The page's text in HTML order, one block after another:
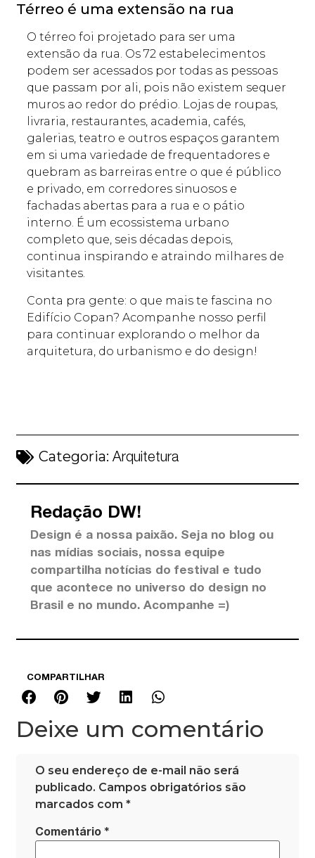
Térreo é uma extensão na rua
O térreo foi projetado para ser uma
extensão da rua. Os 72 estabelecimentos
podem ser acessados por todas as pessoas
que passam por ali, pois não existem sequer
muros ao redor do prédio. Lojas de roupas,
livraria, restaurantes, academia, cafés,
galerias, teatro e outros espaços garantem
em si uma variedade de frequentadores e
quebram as barreiras entre o que é público
e privado, em corredores sinuosos e
fachadas abertas para a rua e o pátio
interno. É um ecossistema urbano
completo que, seis décadas depois,
continua inspirando e atraindo milhares de
visitantes.
Conta pra gente: o que mais te fascina no
Edifício Copan? Acompanhe nosso perfil
para continuar explorando o melhor da
arquitetura, do urbanismo e do design!
Categoria:Arquitetura
Redação DW!
Design é a nossa paixão. Seja no blog ou
nas mídias sociais, nossa equipe
compartilha notícias do festival e tudo
que acontece no universo do design no
Brasil e no mundo. Acompanhe =)
COMPARTILHAR
Deixe um comentário
O seu endereço de e-mail não será
publicado. Campos obrigatórios são
marcados com*
Comentário*